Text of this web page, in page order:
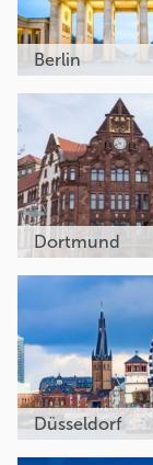
Berlin
Dortmund
Düsseldorf